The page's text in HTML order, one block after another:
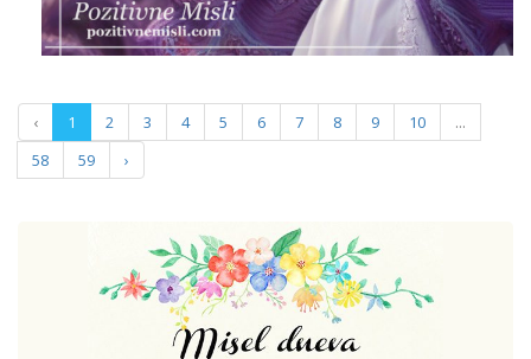
‹ 1 2 3 4 5 6 7 8 9 10
...
58
59 ›